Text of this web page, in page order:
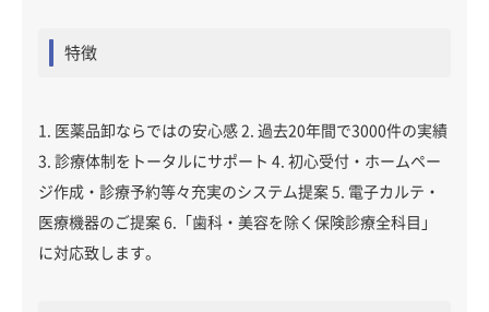
特徴
1. 医薬品卸ならではの安心感 2. 過去20年間で3000件の実績
3. 診療体制をトータルにサポート 4. 初心受付・ホームペー
ジ作成・診療予約等々充実のシステム提案 5. 電子カルテ・
医療機器のご提案 6.「歯科・美容を除く保険診療全科目」
に対応致します。